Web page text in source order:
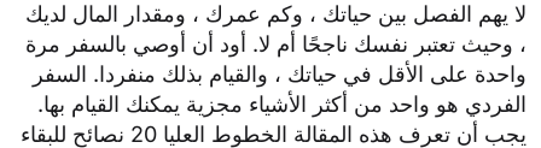
لا يهم الفصل بين حياتك ، وكم عمرك ، ومقدار المال لديك
، وحيث تعتبر نفسك ناجحًا أم لا. أود أن أوصي بالسفر مرة
واحدة على الأقل في حياتك ، والقيام بذلك منفردا. السفر
الفردي هو واحد من أكثر الأشياء مجزية يمكنك القيام بها.
يجب أن تعرف هذه المقالة الخطوط العليا 20 نصائح للبقاء